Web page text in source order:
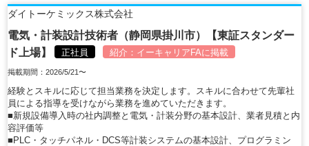
ダイトーケミックス株式会社
電気・計装設計技術者（静岡県掛川市）【東証スタンダー
ド上場】
正社員 紹介： イーキャリアFAに掲載
掲載期間：2026/5/21〜
経験とスキルに応じて担当業務を決定します。スキルに合わせて先輩社
員による指導を受けながら業務を進めていただきます。
■新規設備導入時の社内調整と電気・計装分野の基本設計、業者見積と内
容評価等
■PLC・タッチパネル・DCS等計装システムの基本設計、プログラミン